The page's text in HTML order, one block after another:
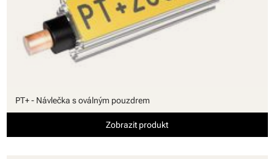
PT+ - Návlečka s oválným pouzdrem
Zobrazit produkt